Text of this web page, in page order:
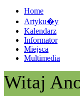
Home
Artyku�y
Kalendarz
Informator
Miejsca
Multimedia
Witaj